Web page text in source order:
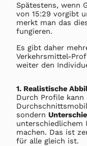
Spätestens, wenn
von 15:29 vorgibt
merkt man das
fungieren.
Es gibt daher
Verkehrsmittel-
weiter den
1. Realistische
Durch Profile
sondern
unterschiedlichem
machen. Das ist
für alle gleich ist.